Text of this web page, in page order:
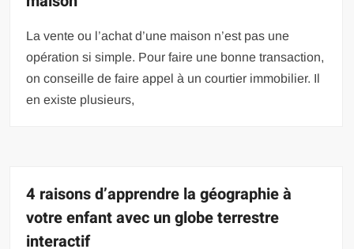
La vente ou l’achat d’une maison n’est pas une
opération si simple. Pour faire une bonne transaction,
on conseille de faire appel à un courtier immobilier. Il
en existe plusieurs,
4 raisons d’apprendre la géographie à
votre enfant avec un globe terrestre
interactif